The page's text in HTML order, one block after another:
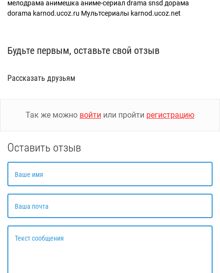
мелодрама анимешка аниме-сериал drama snsd дорама
dorama karnod.ucoz.ru Мультсериалы karnod.ucoz.net
Будьте первым, оставьте свой отзыв
Рассказать друзьям
Так же можно войти или пройти регистрацию
Оставить отзыв
Ваше имя
Ваша почта
Текст сообщения